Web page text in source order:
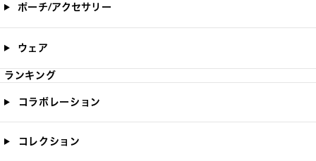
ポーチ/アクセサリー
ウェア
ランキング
コラボレーション
コレクション